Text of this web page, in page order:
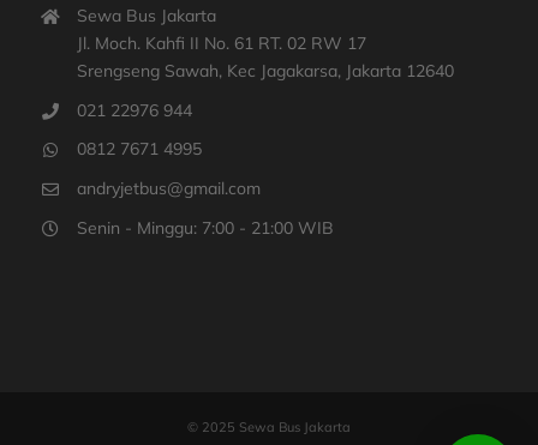
Sewa Bus Jakarta
Jl. Moch. Kahfi II No. 61 RT. 02 RW 17
Srengseng Sawah, Kec Jagakarsa, Jakarta 12640
021 22976 944
0812 7671 4995
andryjetbus@gmail.com
Senin - Minggu: 7:00 - 21:00 WIB
© 2025 Sewa Bus Jakarta